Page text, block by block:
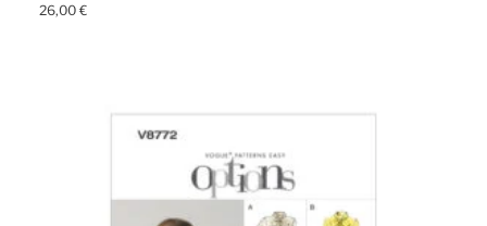
26,00€